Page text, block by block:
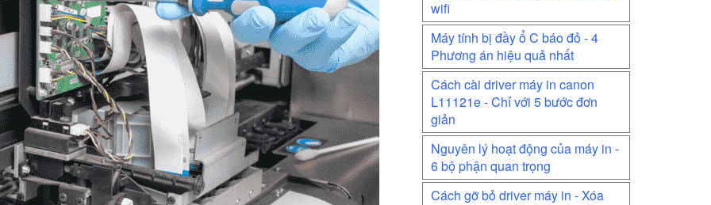
wifi
Máy tính bị đầy ổ C báo đỏ - 4
Phương án hiệu quả nhất
Cách cài driver máy in canon
L11121e - Chỉ với 5 bước đơn
giản
Nguyên lý hoạt động của máy in -
6 bộ phận quan trọng
Cách gỡ bỏ driver máy in - Xóa